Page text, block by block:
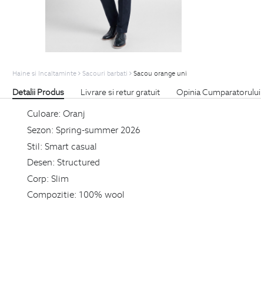
Haine si Incaltaminte Sacouri barbati Sacou orange uni
Detalii Produs Livrare si retur gratuit Opinia Cumparatorului
Culoare: Oranj
Sezon: Spring-summer 2026
Stil: Smart casual
Desen: Structured
Corp: Slim
Compozitie: 100% wool